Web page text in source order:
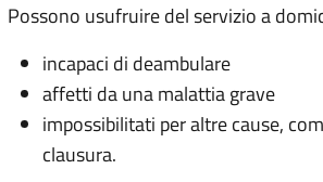
Possono usufruire del servizio a
incapaci di deambulare
affetti da una malattia grave
impossibilitati per altre cause,
clausura.